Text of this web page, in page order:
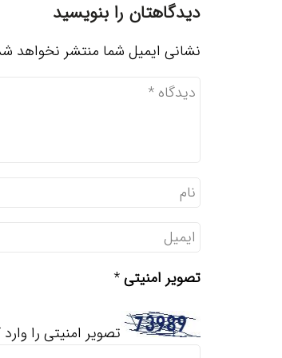
دیدگاهتان را بنویسید
نشانی ایمیل شما منتشر نخواهد
تصویر امنیتی*
تصویر امنیتی را